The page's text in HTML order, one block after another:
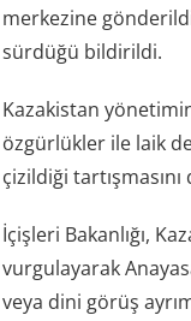
merkezine
sürdüğü bildirildi.
Kazakistan
özgürlükler ile laik
çizildiği
İçişleri Bakanlığı,
vurgulayarak
veya dini görüş